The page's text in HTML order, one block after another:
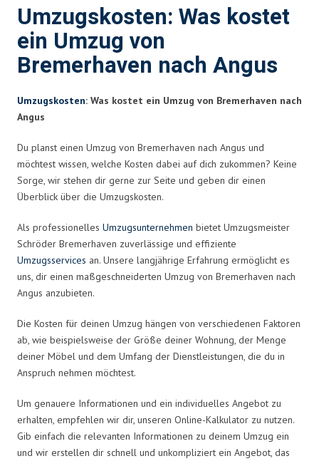
Umzugskosten: Was kostet
ein Umzug von
Bremerhaven nach Angus
Umzugskosten: Was kostet ein Umzug von Bremerhaven nach
Angus
Du planst einen Umzug von Bremerhaven nach Angus und
möchtest wissen, welche Kosten dabei auf dich zukommen? Keine
Sorge, wir stehen dir gerne zur Seite und geben dir einen
Überblick über die Umzugskosten.
Als professionelles Umzugsunternehmen bietet Umzugsmeister
Schröder Bremerhaven zuverlässige und effiziente
Umzugsservices an. Unsere langjährige Erfahrung ermöglicht es
uns, dir einen maßgeschneiderten Umzug von Bremerhaven nach
Angus anzubieten.
Die Kosten für deinen Umzug hängen von verschiedenen Faktoren
ab, wie beispielsweise der Größe deiner Wohnung, der Menge
deiner Möbel und dem Umfang der Dienstleistungen, die du in
Anspruch nehmen möchtest.
Um genauere Informationen und ein individuelles Angebot zu
erhalten, empfehlen wir dir, unseren Online-Kalkulator zu nutzen.
Gib einfach die relevanten Informationen zu deinem Umzug ein
und wir erstellen dir schnell und unkompliziert ein Angebot, das